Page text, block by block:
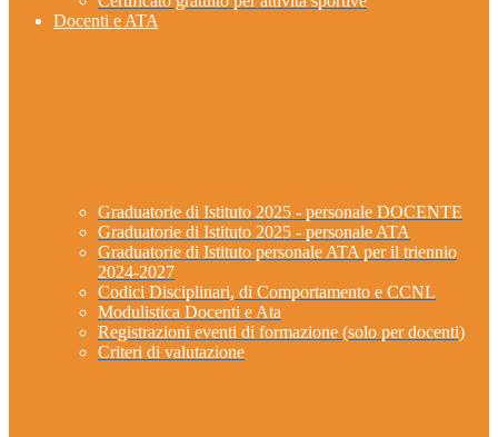
Docenti e ATA
Graduatorie di Istituto 2025 - personale DOCENTE
Graduatorie di Istituto 2025 - personale ATA
Graduatorie di Istituto personale ATA per il triennio
2024-2027
Codici Disciplinari, di Comportamento e CCNL
Modulistica Docenti e Ata
Registrazioni eventi di formazione (solo per docenti)
Criteri di valutazione